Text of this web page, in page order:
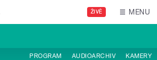
ŽIVĚ MENU
PROGRAM AUDIOARCHIV KAMERY